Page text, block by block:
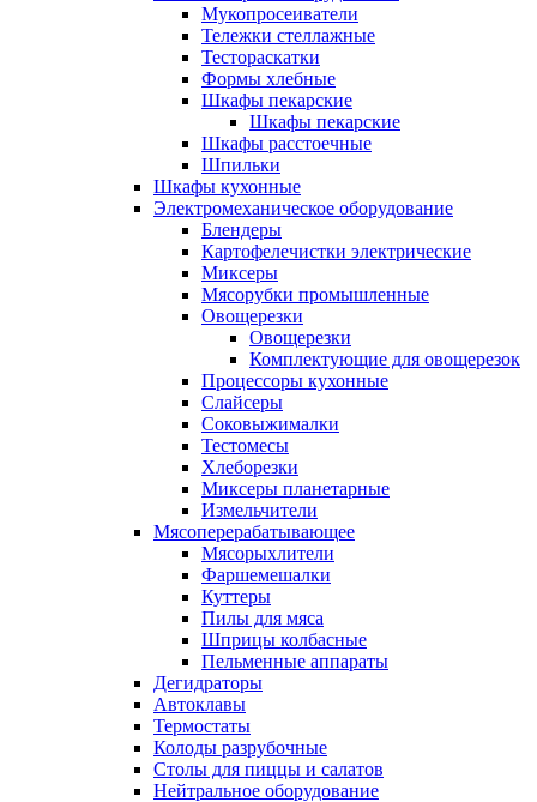
Мукопросеиватели
Тележки стеллажные
Тестораскатки
Формы хлебные
Шкафы пекарские
Шкафы пекарские
Шкафы расстоечные
Шпильки
Шкафы кухонные
Электромеханическое оборудование
Блендеры
Картофелечистки электрические
Миксеры
Мясорубки промышленные
Овощерезки
Овощерезки
Комплектующие для овощерезок
Процессоры кухонные
Слайсеры
Соковыжималки
Тестомесы
Хлеборезки
Миксеры планетарные
Измельчители
Мясоперерабатывающее
Мясорыхлители
Фаршемешалки
Куттеры
Пилы для мяса
Шприцы колбасные
Пельменные аппараты
Дегидраторы
Автоклавы
Термостаты
Колоды разрубочные
Столы для пиццы и салатов
Нейтральное оборудование